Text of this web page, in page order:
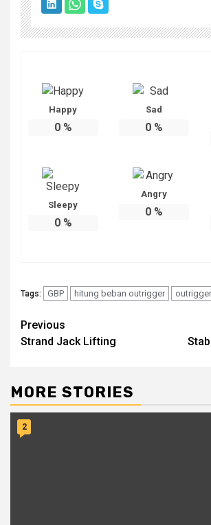
Happy
0%
Sad
0%
Sleepy
0%
Angry
0%
Tags: GBP hitung beban outrigger
Post
navigation
Previous
Strand Jack Lifting
MORE STORIES
2